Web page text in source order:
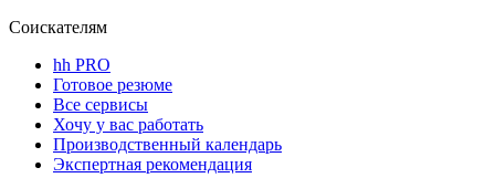
Соискателям
hh PRO
Готовое резюме
Все сервисы
Хочу у вас работать
Производственный календарь
Экспертная рекомендация